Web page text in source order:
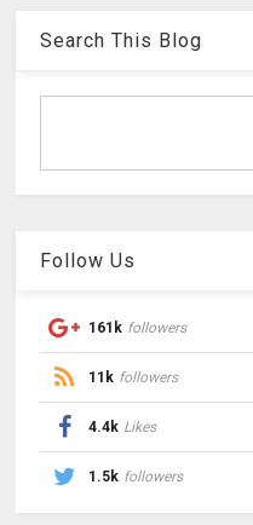
Search This Blog
Follow Us
161k followers
11k followers
4.4k Likes
1.5k followers